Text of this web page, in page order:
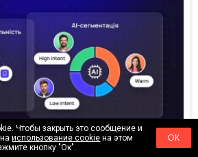
Чтобы закрыть это сообщение и
наиспользование cookie на этом
кнопку "Ок".
ОК